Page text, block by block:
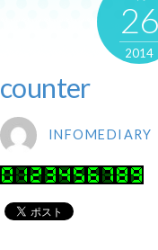
26
2014
counter
INFOMEDIARY